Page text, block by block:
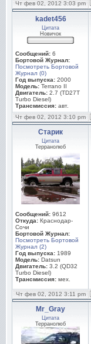
Чт фев 02, 2012 3:03 pm
kadet456
Цитата
Новичок
Сообщений: 6
Бортовой Журнал:
Посмотреть Бортовой
Журнал (0)
Год выпуска: 2000
Модель: Terrano II
Двигатель: 2.7 (TD27T
Turbo Diesel)
Трансмиссия: авт.
Чт фев 02, 2012 3:10 pm
Старик
Цитата
Терранолюб
Сообщений: 9612
Откуда: Краснодар-
Сочи
Бортовой Журнал:
Посмотреть Бортовой
Журнал (2)
Год выпуска: 1989
Модель: Datsun
Двигатель: 3.2 (QD32
Turbo Diesel)
Трансмиссия: мех.
Чт фев 02, 2012 3:11 pm
Mr_Gray
Цитата
Терранолюб